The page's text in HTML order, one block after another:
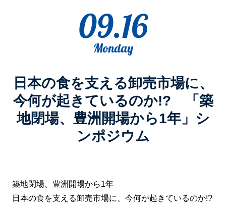
09.16
Monday
日本の食を支える卸売市場に、
今何が起きているのか!? 「築
地閉場、豊洲開場から1年」シ
ンポジウム
築地閉場、豊洲開場から1年
日本の食を支える卸売市場に、今何が起きているのか!?